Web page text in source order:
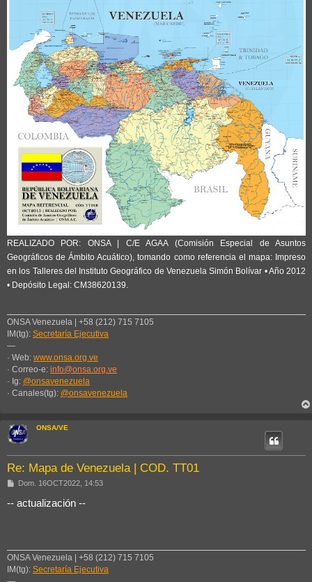
REALIZADO POR: ONSA | C/E AGAA (Comisión Especial de Asuntos
Geográficos de Ámbito Acuático), tomando como referencia el mapa: Impreso
en los Talleres del Instituto Geográfico de Venezuela Simón Bolívar • Año 2012
• Depósito Legal: CM38620139.
ONSA Venezuela | +58 (212) 715 7105
IM(tg): Secretaría Ejecutiva
—
· Web: www.onsa.org.ve
· Correo-e: info@onsa.org.ve
· Ig: @onsavenezuela
· Canales(tg): @onsavenezuela
ONSA/VE
Re: Mapa de Venezuela | COD. TT01
M
n
Dom. 16OCT2022, 14:53
-- actualización --
ONSA Venezuela | +58 (212) 715 7105
IM(tg): Secretaría Ejecutiva